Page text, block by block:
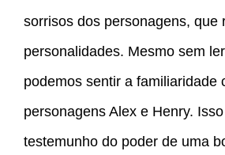
sorrisos dos personagens, que
personalidades. Mesmo sem
podemos sentir a familiaridade
personagens Alex e Henry.
testemunho do poder de uma